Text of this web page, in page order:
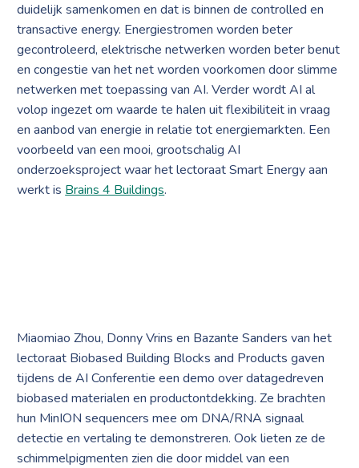
duidelijk samenkomen en dat is binnen de controlled en
transactive energy. Energiestromen worden beter
gecontroleerd, elektrische netwerken worden beter benut
en congestie van het net worden voorkomen door slimme
netwerken met toepassing van AI. Verder wordt AI al
volop ingezet om waarde te halen uit flexibiliteit in vraag
en aanbod van energie in relatie tot energiemarkten. Een
voorbeeld van een mooi, grootschalig AI
onderzoeksproject waar het lectoraat Smart Energy aan
werkt is Brains 4 Buildings.
Miaomiao Zhou, Donny Vrins en Bazante Sanders van het
lectoraat Biobased Building Blocks and Products gaven
tijdens de AI Conferentie een demo over datagedreven
biobased materialen en productontdekking. Ze brachten
hun MinION sequencers mee om DNA/RNA signaal
detectie en vertaling te demonstreren. Ook lieten ze de
schimmelpigmenten zien die door middel van een